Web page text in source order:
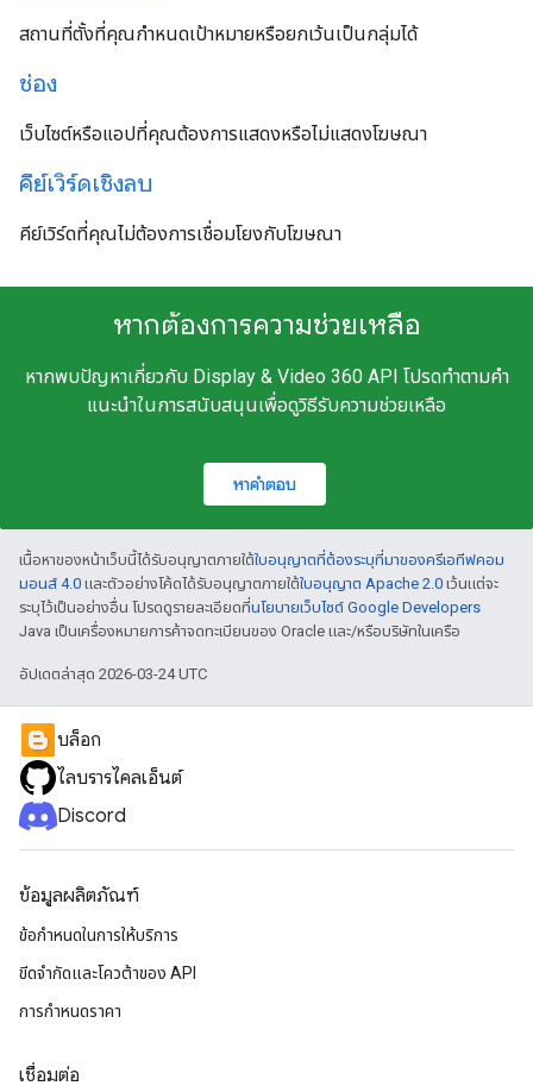
สถานที่ตั้งที่คุณกำหนดเป้าหมายหรือยกเว้นเป็นกลุ่มได้
ช่อง
เว็บไซต์หรือแอปที่คุณต้องการแสดงหรือไม่แสดงโฆษณา
คีย์เวิร์ดเชิงลบ
คีย์เวิร์ดที่คุณไม่ต้องการเชื่อมโยงกับโฆษณา
หากต้องการความช่วยเหลือ
หากพบปัญหาเกี่ยวกับ Display & Video 360 API โปรดทำตามคำ
แนะนำในการสนับสนุนเพื่อดูวิธีรับความช่วยเหลือ
หาคำตอบ
เนื้อหาของหน้าเว็บนี้ได้รับอนุญาตภายใต้ใบอนุญาตที่ต้องระบุที่มาของครีเอทีฟคอม
มอนส์ 4.0 และตัวอย่างโค้ดได้รับอนุญาตภายใต้ใบอนุญาต Apache 2.0 เว้นแต่จะ
ระบุไว้เป็นอย่างอื่น โปรดดูรายละเอียดที่นโยบายเว็บไซต์ Google Developers
Java เป็นเครื่องหมายการค้าจดทะเบียนของ Oracle และ/หรือบริษัทในเครือ
อัปเดตล่าสุด 2026-03-24 UTC
บล็อก
ไลบรารีไคลเอ็นต์
Discord
ข้อมูลผลิตภัณฑ์
ข้อกำหนดในการให้บริการ
ขีดจํากัดและโควต้าของ API
การกำหนดราคา
เชื่อมต่อ